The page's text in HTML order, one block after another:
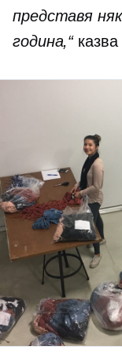
представя
година,“казва